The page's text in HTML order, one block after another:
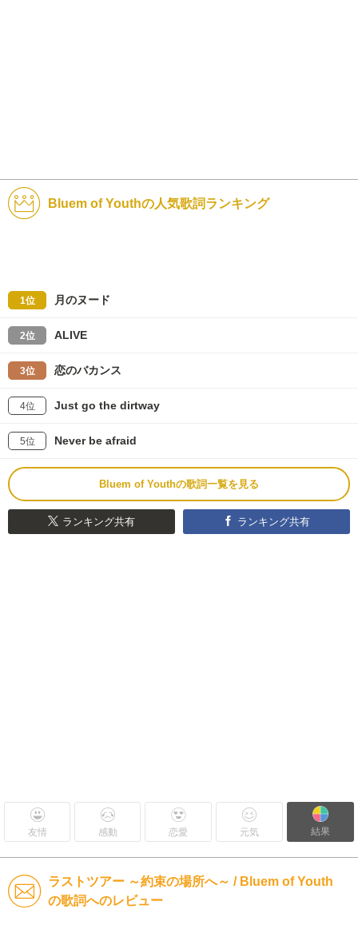
Bluem of Youthの人気歌詞ランキング
1位 月のヌード
2位 ALIVE
3位 恋のバカンス
4位 Just go the dirtway
5位 Never be afraid
Bluem of Youthの歌詞一覧を見る
ランキング共有 ランキング共有
友情 感動 恋愛 元気 結果
ラストツアー ～約束の場所へ～ / Bluem of Youth
の歌詞へのレビュー